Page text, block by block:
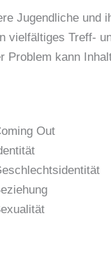
Jugendliche und
vielfältiges Treff-
Problem kann
Out